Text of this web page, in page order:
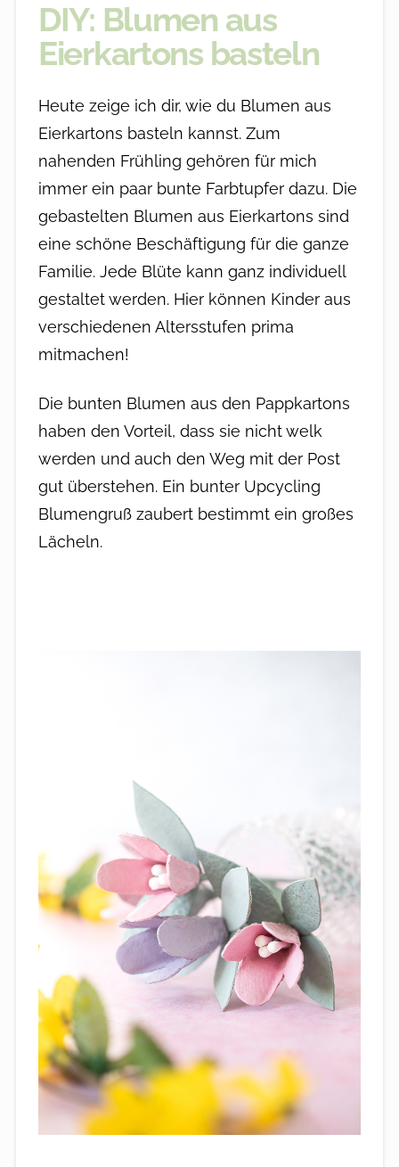
DIY: Blumen aus
Eierkartons basteln
Heute zeige ich dir, wie du Blumen aus
Eierkartons basteln kannst. Zum
nahenden Frühling gehören für mich
immer ein paar bunte Farbtupfer dazu. Die
gebastelten Blumen aus Eierkartons sind
eine schöne Beschäftigung für die ganze
Familie. Jede Blüte kann ganz individuell
gestaltet werden. Hier können Kinder aus
verschiedenen Altersstufen prima
mitmachen!
Die bunten Blumen aus den Pappkartons
haben den Vorteil, dass sie nicht welk
werden und auch den Weg mit der Post
gut überstehen. Ein bunter Upcycling
Blumengruß zaubert bestimmt ein großes
Lächeln.